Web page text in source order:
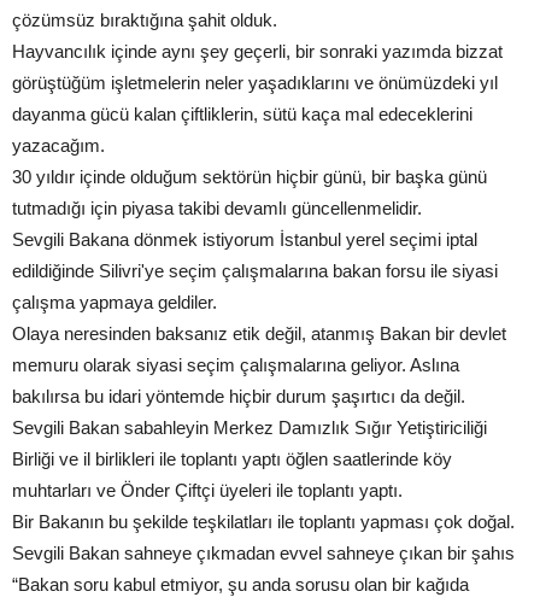
çözümsüz bıraktığına şahit olduk.
Hayvancılık içinde aynı şey geçerli, bir sonraki yazımda bizzat
görüştüğüm işletmelerin neler yaşadıklarını ve önümüzdeki yıl
dayanma gücü kalan çiftliklerin, sütü kaça mal edeceklerini
yazacağım.
30 yıldır içinde olduğum sektörün hiçbir günü, bir başka günü
tutmadığı için piyasa takibi devamlı güncellenmelidir.
Sevgili Bakana dönmek istiyorum İstanbul yerel seçimi iptal
edildiğinde Silivri'ye seçim çalışmalarına bakan forsu ile siyasi
çalışma yapmaya geldiler.
Olaya neresinden baksanız etik değil, atanmış Bakan bir devlet
memuru olarak siyasi seçim çalışmalarına geliyor. Aslına
bakılırsa bu idari yöntemde hiçbir durum şaşırtıcı da değil.
Sevgili Bakan sabahleyin Merkez Damızlık Sığır Yetiştiriciliği
Birliği ve il birlikleri ile toplantı yaptı öğlen saatlerinde köy
muhtarları ve Önder Çiftçi üyeleri ile toplantı yaptı.
Bir Bakanın bu şekilde teşkilatları ile toplantı yapması çok doğal.
Sevgili Bakan sahneye çıkmadan evvel sahneye çıkan bir şahıs
“Bakan soru kabul etmiyor, şu anda sorusu olan bir kağıda